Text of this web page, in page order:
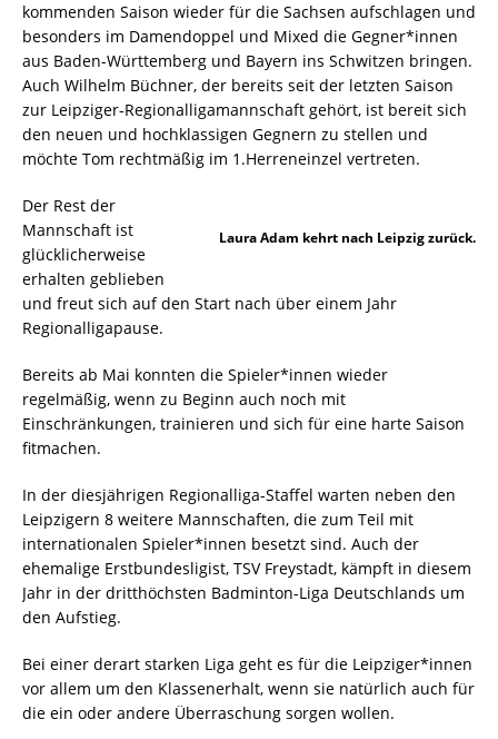
kommenden Saison wieder für die Sachsen aufschlagen und
besonders im Damendoppel und Mixed die Gegner*innen
aus Baden-Württemberg und Bayern ins Schwitzen bringen.
Auch Wilhelm Büchner, der bereits seit der letzten Saison
zur Leipziger-Regionalligamannschaft gehört, ist bereit sich
den neuen und hochklassigen Gegnern zu stellen und
möchte Tom rechtmäßig im 1.Herreneinzel vertreten.
Laura Adam kehrt nach Leipzig zurück.
Der Rest der
Mannschaft ist
glücklicherweise
erhalten geblieben
und freut sich auf den Start nach über einem Jahr
Regionalligapause.
Bereits ab Mai konnten die Spieler*innen wieder
regelmäßig, wenn zu Beginn auch noch mit
Einschränkungen, trainieren und sich für eine harte Saison
fitmachen.
In der diesjährigen Regionalliga-Staffel warten neben den
Leipzigern 8 weitere Mannschaften, die zum Teil mit
internationalen Spieler*innen besetzt sind. Auch der
ehemalige Erstbundesligist, TSV Freystadt, kämpft in diesem
Jahr in der dritthöchsten Badminton-Liga Deutschlands um
den Aufstieg.
Bei einer derart starken Liga geht es für die Leipziger*innen
vor allem um den Klassenerhalt, wenn sie natürlich auch für
die ein oder andere Überraschung sorgen wollen.